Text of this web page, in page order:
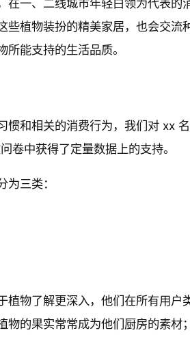
一、二线城市年轻白领为代表的
些植物装扮的精美家居，也会交
能支持的生活品质。
惯和相关的消费行为，我们对 xx
卷中获得了定量数据上的支持。
三类：
物了解更深入，他们在所有用户
物的果实常常成为他们厨房的素